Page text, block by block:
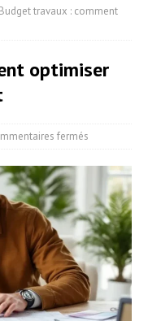
Budget travaux : comment
optimiser
fermés